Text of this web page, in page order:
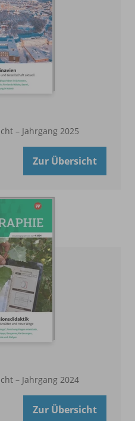
– Jahrgang 2025
Zur Übersicht
– Jahrgang 2024
Zur Übersicht